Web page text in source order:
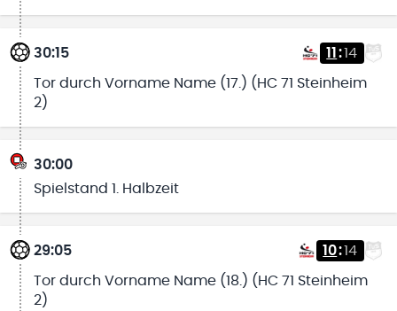
30:15 11 :14
Tor durch Vorname Name (17.) (HC 71 Steinheim
2)
30:00
Spielstand 1. Halbzeit
29:05 10:14
Tor durch Vorname Name (18.) (HC 71 Steinheim
2)